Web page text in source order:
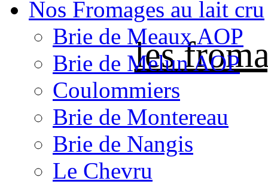
les
Nos Fromages au lait cru
Brie de Meaux AOP
Brie de Melun AOP
Coulommiers
Brie de Montereau
Brie de Nangis
Le Chevru